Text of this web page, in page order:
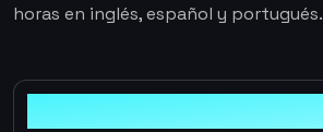
horas en inglés, español y portugués.